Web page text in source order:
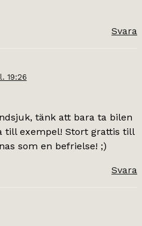
Svara
19:26
tänk att bara ta bilen
till exempel! Stort grattis till
som en befrielse! ;)
Svara